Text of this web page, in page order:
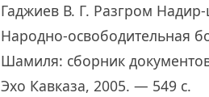
Гаджиев В. Г. Разгром
Народно-освободительная
Шамиля: сборник
Эхо Кавказа, 2005. — 549 с.